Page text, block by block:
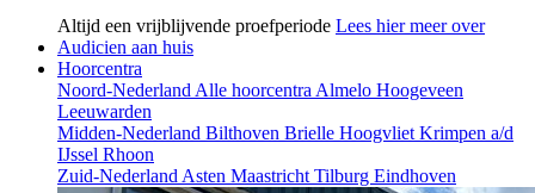
Altijd een vrijblijvende proefperiode Lees hier meer over
Audicien aan huis
Hoorcentra
Noord-Nederland Alle hoorcentra Almelo Hoogeveen
Leeuwarden
Midden-Nederland Bilthoven Brielle Hoogvliet Krimpen a/d
IJssel Rhoon
Zuid-Nederland Asten Maastricht Tilburg Eindhoven